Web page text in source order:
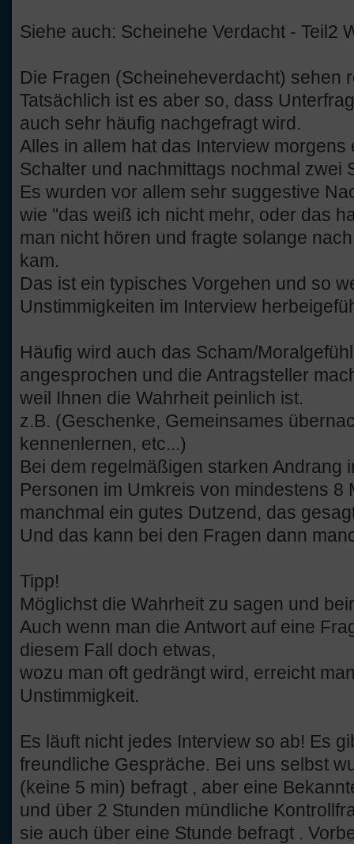
Siehe auch: Scheinehe Verdacht - Teil2
Die Fragen (Scheineheverdacht) sehen
Tatsächlich ist es aber so, dass
auch sehr häufig nachgefragt wird.
Alles in allem hat das Interview morgens
Schalter und nachmittags nochmal zwei
Es wurden vor allem sehr suggestive
wie "das weiß ich nicht mehr, oder das
man nicht hören und fragte solange
kam.
Das ist ein typisches Vorgehen und so
Unstimmigkeiten im Interview
Häufig wird auch das Scham/
angesprochen und die Antragsteller
weil Ihnen die Wahrheit peinlich ist.
z.B. (Geschenke, Gemeinsames
kennenlernen, etc...)
Bei dem regelmäßigen starken Andrang
Personen im Umkreis von mindestens 8
manchmal ein gutes Dutzend, das
Und das kann bei den Fragen dann
Tipp!
Möglichst die Wahrheit zu sagen und
Auch wenn man die Antwort auf eine
diesem Fall doch etwas,
wozu man oft gedrängt wird, erreicht
Unstimmigkeit.
Es läuft nicht jedes Interview so ab! Es
freundliche Gespräche. Bei uns selbst
(keine 5 min) befragt , aber eine
und über 2 Stunden mündliche
sie auch über eine Stunde befragt .